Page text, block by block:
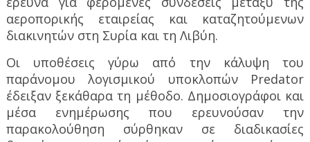
αεροπορικής εταιρείας και καταζητούμενων
διακινητών στη Συρία και τη Λιβύη.
Οι υποθέσεις γύρω από την κάλυψη του
παράνομου λογισμικού υποκλοπών Predator
έδειξαν ξεκάθαρα τη μέθοδο. Δημοσιογράφοι και
μέσα ενημέρωσης που ερευνούσαν την
παρακολούθηση σύρθηκαν σε διαδικασίες